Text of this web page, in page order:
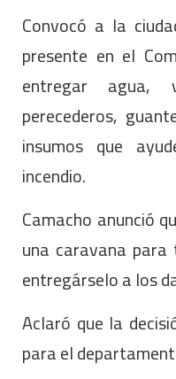
Convocó a la
presente en el
entregar agua,
perecederos,
insumos que
incendio.
Camacho anunció
una caravana
entregárselo a los
Aclaró que la
para el